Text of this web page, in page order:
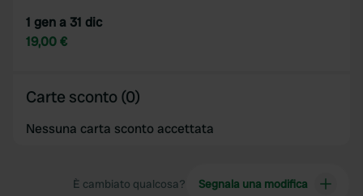
1 gen a 31 dic
19,00 €
Carte sconto (0)
Nessuna carta sconto accettata
È cambiato qualcosa? Segnala una modifica